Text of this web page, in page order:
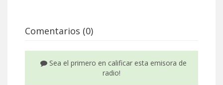
Comentarios (0)
Sea el primero en calificar esta emisora de
radio!